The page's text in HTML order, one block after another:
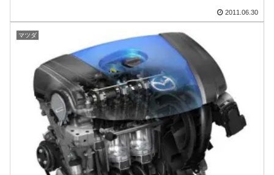
2011.06.30
マツダ